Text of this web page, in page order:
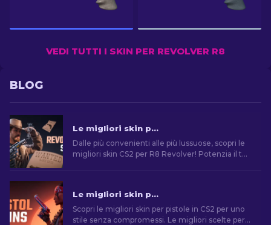
VEDI TUTTI I SKIN PER REVOLVER R8
BLOG
Le migliori skin per il R8 Revolver in CS2 [2026]
Dalle più convenienti alle più lussuose, scopri le
migliori skin CS2 per R8 Revolver! Potenzia il tuo
Le migliori skin per pistola in CS2 [2026]
Scopri le migliori skin per pistole in CS2 per uno
stile senza compromessi. Le migliori scelte per